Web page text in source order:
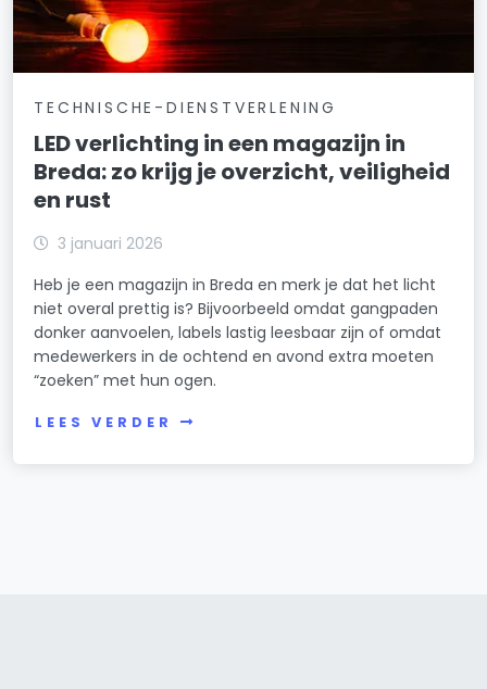
TECHNISCHE-DIENSTVERLENING
LED verlichting in een magazijn in
Breda: zo krijg je overzicht, veiligheid
en rust
3 januari 2026
Heb je een magazijn in Breda en merk je dat het licht
niet overal prettig is? Bijvoorbeeld omdat gangpaden
donker aanvoelen, labels lastig leesbaar zijn of omdat
medewerkers in de ochtend en avond extra moeten
“zoeken” met hun ogen.
LEES VERDER